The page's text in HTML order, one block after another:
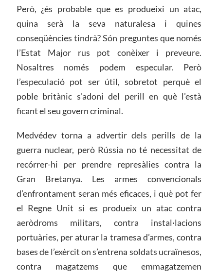
Però, ¿és probable que es produeixi un atac,
quina serà la seva naturalesa i quines
conseqüències tindrà? Són preguntes que només
l’Estat Major rus pot conèixer i preveure.
Nosaltres només podem especular. Però
l’especulació pot ser útil, sobretot perquè el
poble britànic s’adoni del perill en què l’està
ficant el seu govern criminal.
Medvédev torna a advertir dels perills de la
guerra nuclear, però Rússia no té necessitat de
recórrer-hi per prendre represàlies contra la
Gran Bretanya. Les armes convencionals
d’enfrontament seran més eficaces, i què pot fer
el Regne Unit si es produeix un atac contra
aeròdroms militars, contra instal·lacions
portuàries, per aturar la tramesa d’armes, contra
bases de l’exèrcit on s’entrena soldats ucraïnesos,
contra magatzems que emmagatzemen